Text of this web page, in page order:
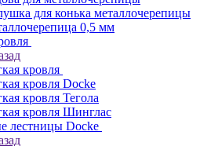
для конька металлочерепицы
0,5 мм
кровля
кровля Docke
кровля Тегола
кровля Шинглас
лестницы Docke